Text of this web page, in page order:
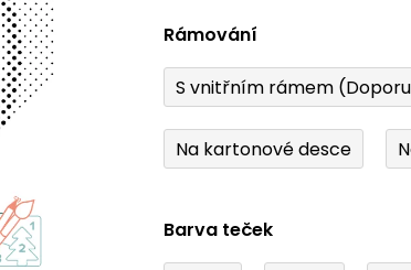
Rámování
S vnitřním rámem
Na kartonové desce
Barva teček